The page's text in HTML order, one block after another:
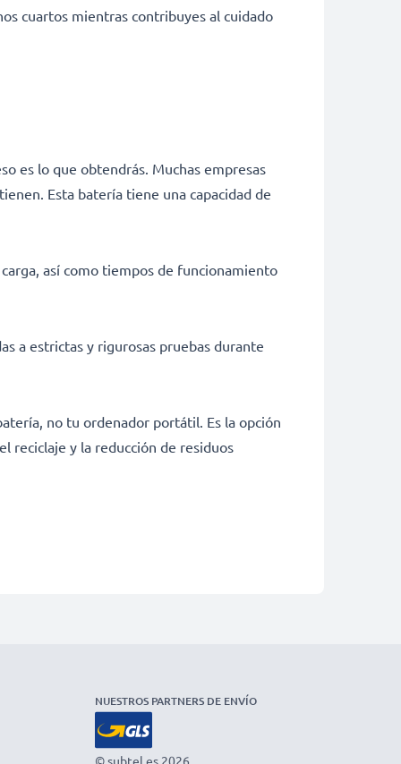
cuartos mientras contribuyes al cuidado
es lo que obtendrás. Muchas empresas
Esta batería tiene una capacidad de
así como tiempos de funcionamiento
a estrictas y rigurosas pruebas durante
no tu ordenador portátil. Es la opción
reciclaje y la reducción de residuos
NUESTROS PARTNERS DE ENVÍO
© subtel.es 2026